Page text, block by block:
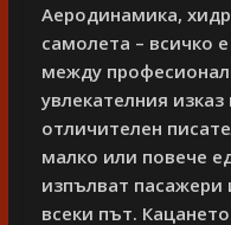
Аеродинамика,
самолета – всичко
между
увлекателния
отличителен
малко или повече
изпълват пасажери
всеки път.